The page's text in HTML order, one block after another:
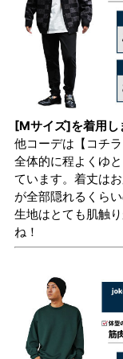
[Mサイズ]を着用し
他コーデは 【コチラ
全体的に程よくゆ
ています。着丈は
が全部隠れるくら
生地はとても肌触
ね！